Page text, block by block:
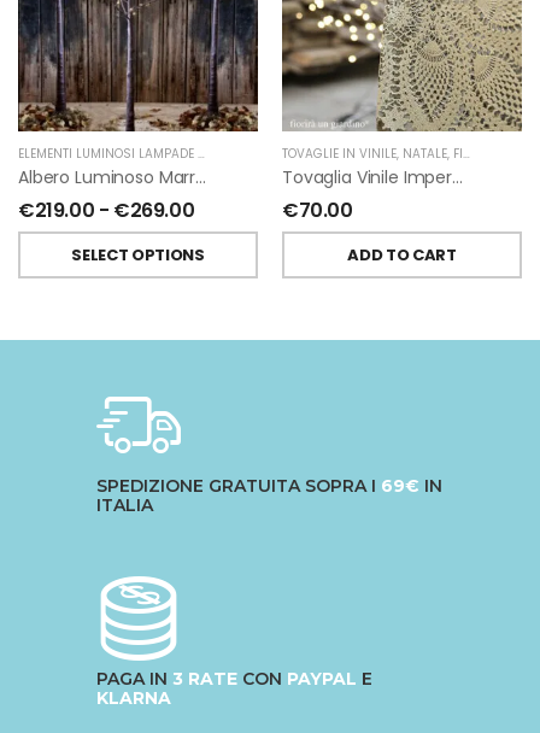
ELEMENTI LUMINOSI LAMPADE E LED ,FIORIRA' UN GIARDINO
Albero Luminoso Marrone Interno-Esterno Di Fiorirà Un Giardino
€219.00 - €269.00
SELECT OPTIONS
TOVAGLIE IN VINILE, NATALE, FIORIRA' UN GIARDINO
Tovaglia Vinile Impermeabile Pizzo Oro Di Fiorirà Un Giardino
€70.00
ADD TO CART
SPEDIZIONE GRATUITA SOPRA I 69€ IN
ITALIA
PAGA IN 3 RATE CON PAYPAL E
KLARNA